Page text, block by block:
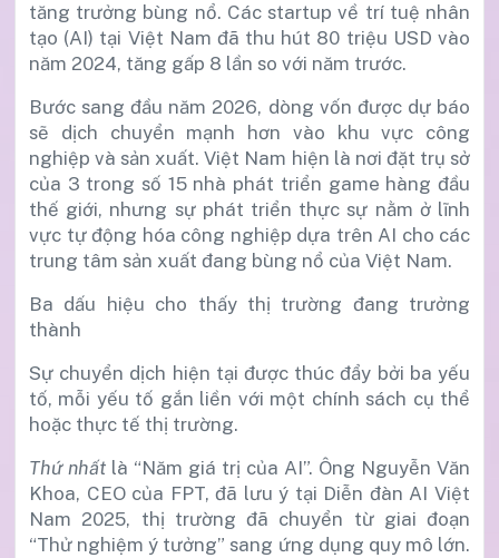
tăng trưởng bùng nổ. Các startup về trí tuệ nhân
tạo (AI) tại Việt Nam đã thu hút 80 triệu USD vào
năm 2024, tăng gấp 8 lần so với năm trước.
Bước sang đầu năm 2026, dòng vốn được dự báo
sẽ dịch chuyển mạnh hơn vào khu vực công
nghiệp và sản xuất. Việt Nam hiện là nơi đặt trụ sở
của 3 trong số 15 nhà phát triển game hàng đầu
thế giới, nhưng sự phát triển thực sự nằm ở lĩnh
vực tự động hóa công nghiệp dựa trên AI cho các
trung tâm sản xuất đang bùng nổ của Việt Nam.
Ba dấu hiệu cho thấy thị trường đang trưởng
thành
Sự chuyển dịch hiện tại được thúc đẩy bởi ba yếu
tố, mỗi yếu tố gắn liền với một chính sách cụ thể
hoặc thực tế thị trường.
Thứ nhất là “Năm giá trị của AI”. Ông Nguyễn Văn
Khoa, CEO của FPT, đã lưu ý tại Diễn đàn AI Việt
Nam 2025, thị trường đã chuyển từ giai đoạn
“Thử nghiệm ý tưởng” sang ứng dụng quy mô lớn.